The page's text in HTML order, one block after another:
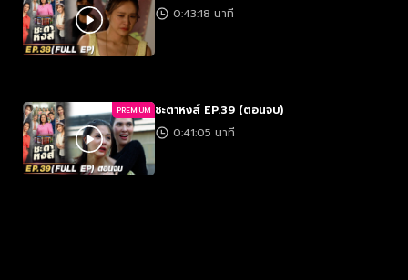
0:43:18 นาที
PREMIUM ชะตาหงส์ EP.39 (ตอนจบ)
0:41:05 นาที